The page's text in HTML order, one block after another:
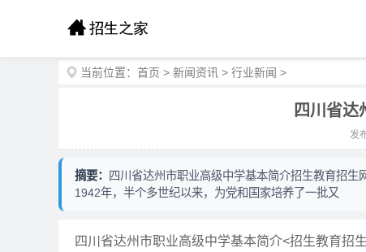
当前位置： 首页 > 新闻资讯 > 行业新闻 >
四川省达
发
摘要：
四川省达州市职业高级中学基本简介招生教育招
1942年，半个多世纪以来，为党和国家培养了一批又
四川省达州市职业高级中学基本简介<招生教育招